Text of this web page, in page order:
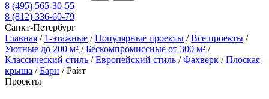
8 (495) 565-30-55
8 (812) 336-60-79
Санкт-Петербург
Главная / 1-этажные /Популярные проекты /Все проекты /
Уютные до 200 м² /Бескомпромиссные от 300 м² /
Классический стиль /Европейский стиль /Фахверк /Плоская
крыша /Барн /Райт
Проекты